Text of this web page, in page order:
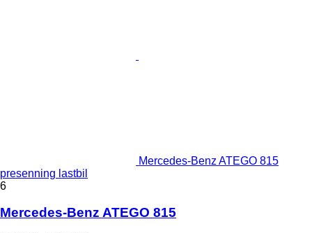
Mercedes-Benz ATEGO 815
presenning lastbil
6
Mercedes-Benz ATEGO 815